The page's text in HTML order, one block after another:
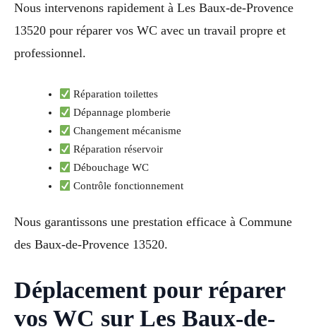
Nous intervenons rapidement à Les Baux-de-Provence
13520 pour réparer vos WC avec un travail propre et
professionnel.
Réparation toilettes
Dépannage plomberie
Changement mécanisme
Réparation réservoir
Débouchage WC
Contrôle fonctionnement
Nous garantissons une prestation efficace à Commune
des Baux-de-Provence 13520.
Déplacement pour réparer
vos WC sur Les Baux-de-